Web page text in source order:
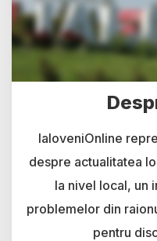
IaloveniOnline
despre actualitatea
la nivel local, un
problemelor din
pentru